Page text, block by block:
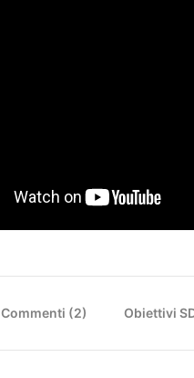
Commenti (2) Obiettivi